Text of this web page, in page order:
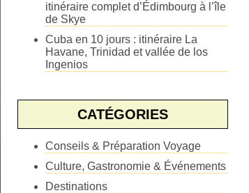
itinéraire complet d’Édimbourg à l’île
de Skye
Cuba en 10 jours : itinéraire La
Havane, Trinidad et vallée de los
Ingenios
CATÉGORIES
Conseils & Préparation Voyage
Culture, Gastronomie & Événements
Destinations